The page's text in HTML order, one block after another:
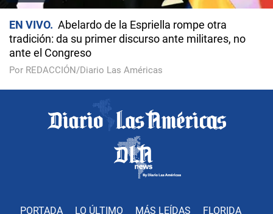
EN VIVO
Abelardo de la Espriella rompe otra
tradición: da su primer discurso ante militares, no
ante el Congreso
Por REDACCIÓN/Diario Las Américas
PORTADA LO ÚLTIMO MÁS LEÍDAS FLORIDA